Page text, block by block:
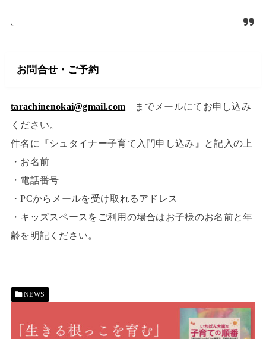
お問合せ・ご予約
tarachinenokai@gmail.com
までメールにてお申し込み
ください。
件名に『シュタイナー子育て入門申し込み』と記入の上
・お名前
・電話番号
・PCからメールを受け取れるアドレス
・キッズスペースをご利用の場合はお子様のお名前と年
齢を明記ください。
NEWS